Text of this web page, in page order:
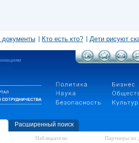
Кто есть кто? Дети рисуют
Расширенный поиск
Наблюдатели: Партнеры по